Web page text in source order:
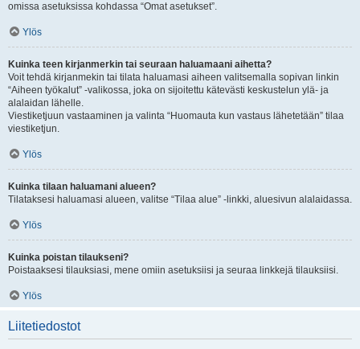
omissa asetuksissa kohdassa “Omat asetukset”.
Ylös
Kuinka teen kirjanmerkin tai seuraan haluamaani aihetta?
Voit tehdä kirjanmekin tai tilata haluamasi aiheen valitsemalla sopivan linkin
“Aiheen työkalut” -valikossa, joka on sijoitettu kätevästi keskustelun ylä- ja
alalaidan lähelle.
Viestiketjuun vastaaminen ja valinta “Huomauta kun vastaus lähetetään” tilaa
viestiketjun.
Ylös
Kuinka tilaan haluamani alueen?
Tilataksesi haluamasi alueen, valitse “Tilaa alue” -linkki, aluesivun alalaidassa.
Ylös
Kuinka poistan tilaukseni?
Poistaaksesi tilauksiasi, mene omiin asetuksiisi ja seuraa linkkejä tilauksiisi.
Ylös
Liitetiedostot